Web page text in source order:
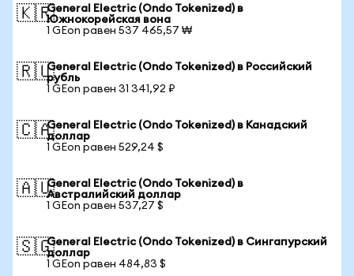
🇰🇷General Electric (Ondo Tokenized) в
Южнокорейская вона
1 GEon равен 537 465,57 ₩
🇷🇺General Electric (Ondo Tokenized) в Российский
рубль
1 GEon равен 31 341,92 ₽
🇨🇦General Electric (Ondo Tokenized) в Канадский
доллар
1 GEon равен 529,24 $
🇦🇺General Electric (Ondo Tokenized) в
Австралийский доллар
1 GEon равен 537,27 $
🇸🇬General Electric (Ondo Tokenized) в Сингапурский
доллар
1 GEon равен 484,83 $